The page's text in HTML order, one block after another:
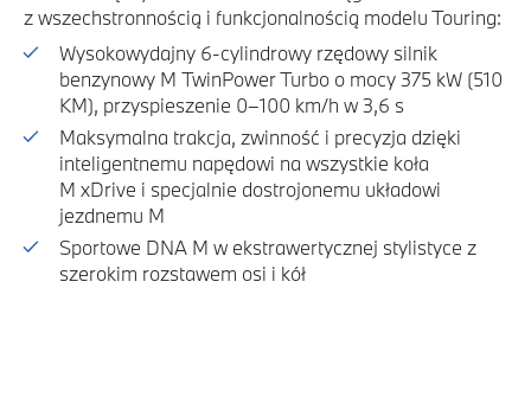
z wszechstronnością i funkcjonalnością modelu Touring:
Wysokowydajny 6-cylindrowy rzędowy silnik
benzynowy M TwinPower Turbo o mocy 375 kW (510
KM), przyspieszenie 0–100 km/h w 3,6 s
Maksymalna trakcja, zwinność i precyzja dzięki
inteligentnemu napędowi na wszystkie koła
M xDrive i specjalnie dostrojonemu układowi
jezdnemu M
Sportowe DNA M w ekstrawertycznej stylistyce z
szerokim rozstawem osi i kół